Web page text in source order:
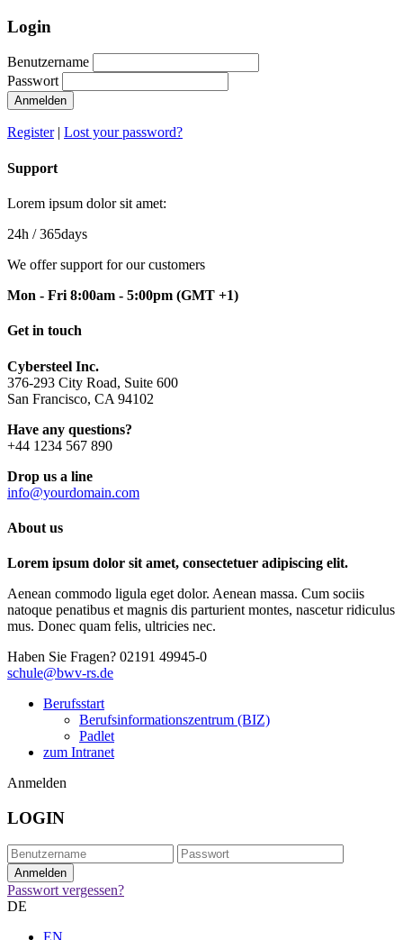
Login
Benutzername
Passwort
Anmelden
Register| Lost your password?
Support
Lorem ipsum dolor sit amet:
24h / 365days
We offer support for our customers
Mon - Fri 8:00am - 5:00pm (GMT +1)
Get in touch
Cybersteel Inc.
376-293 City Road, Suite 600
San Francisco, CA 94102
Have any questions?
+44 1234 567 890
Drop us a line
info@yourdomain.com
About us
Lorem ipsum dolor sit amet, consectetuer adipiscing elit.
Aenean commodo ligula eget dolor. Aenean massa. Cum sociis
natoque penatibus et magnis dis parturient montes, nascetur ridiculus
mus. Donec quam felis, ultricies nec.
Haben Sie Fragen? 02191 49945-0
schule@bwv-rs.de
Berufsstart
Berufsinformationszentrum (BIZ)
Padlet
zum Intranet
Anmelden
LOGIN
Passwort vergessen?
DE